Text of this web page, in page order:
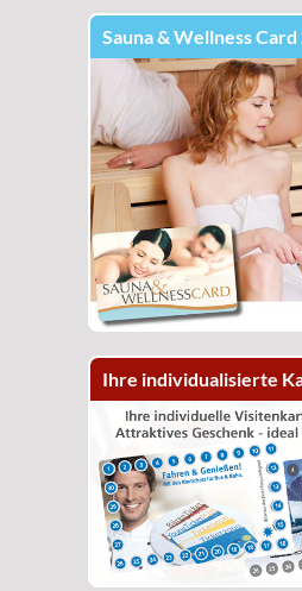
Sauna & Wellness
Ihre individualisierte